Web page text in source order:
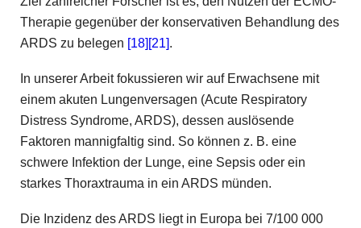
Therapie gegenüber der konservativen Behandlung des
ARDS zu belegen [18] [21].
In unserer Arbeit fokussieren wir auf Erwachsene mit
einem akuten Lungenversagen (Acute Respiratory
Distress Syndrome, ARDS), dessen auslösende
Faktoren mannigfaltig sind. So können z. B. eine
schwere Infektion der Lunge, eine Sepsis oder ein
starkes Thoraxtrauma in ein ARDS münden.
Die Inzidenz des ARDS liegt in Europa bei 7/100 000